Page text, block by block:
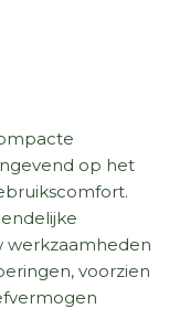
op het
werkzaamheden
voorzien